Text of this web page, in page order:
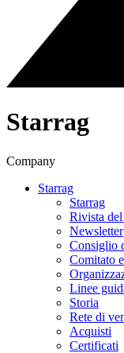
Starrag
Company
Starrag
Starrag
Rivista
Newsletter
Consiglio
Comitato
Linee
Storia
Rete di
Acquisti
Certificati